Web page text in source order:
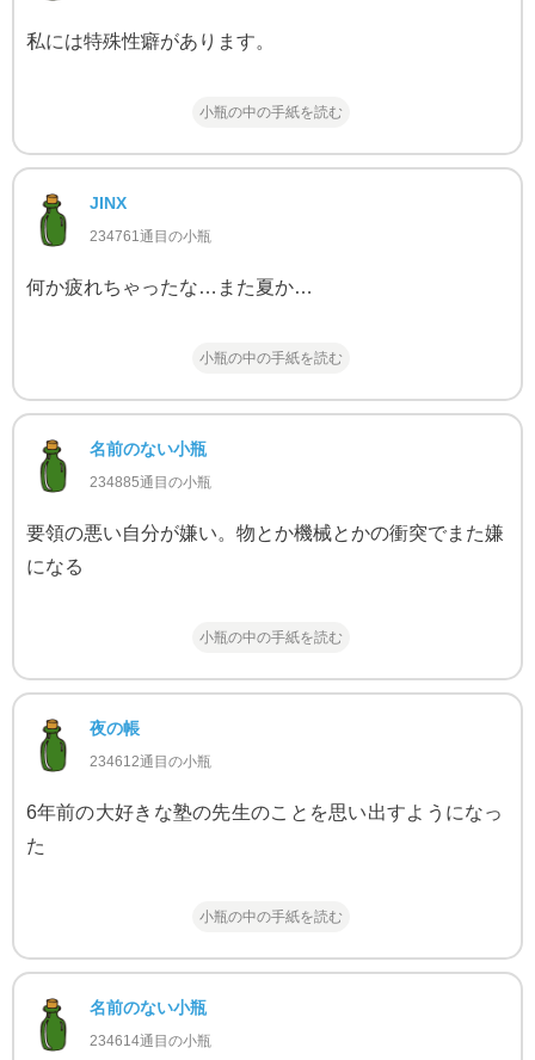
私には特殊性癖があります。
小瓶の中の手紙を読む
JINX
234761通目の小瓶
何か疲れちゃったな…また夏か…
小瓶の中の手紙を読む
名前のない小瓶
234885通目の小瓶
要領の悪い自分が嫌い。物とか機械とかの衝突でまた嫌
になる
小瓶の中の手紙を読む
夜の帳
234612通目の小瓶
6年前の大好きな塾の先生のことを思い出すようになっ
た
小瓶の中の手紙を読む
名前のない小瓶
234614通目の小瓶